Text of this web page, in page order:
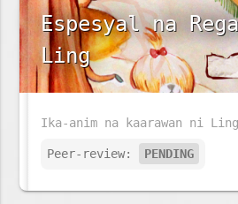
Espesyal na
Ling
Peer-review: PENDING